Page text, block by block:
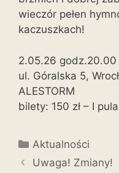
wieczór pełen
kaczuszkach!
2.05.26
ul. Góralska 5,
ALESTORM
bilety: 150 zł – I pula
Aktualności
Uwaga! Zmiany!